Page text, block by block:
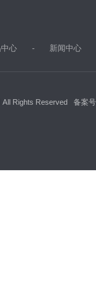
心 新闻中心
All Rights Reserved 备案